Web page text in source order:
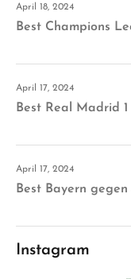
April 18, 2024
Best Champions
April 17, 2024
Best Real Madrid 1
April 17, 2024
Best Bayern gegen
Instagram